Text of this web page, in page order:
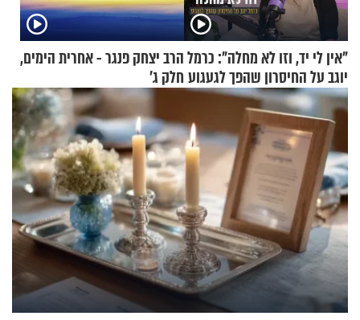
"אין לי יד, וזו לא מחלה": כרמל
יוגב על החיסרון שהפך לגעגוע
הרב יצחק פנגר - אחרית הימים,
חלק ג’